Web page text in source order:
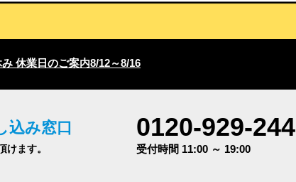
休業日のご案内8/12～8/16
込み窓口
けます。
0120-929-244
受付時間 11:00 ～ 19:00